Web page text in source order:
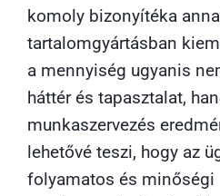
komoly bizonyítéka
tartalomgyártásban
a mennyiség ugyanis
háttér és tapasztalat,
munkaszervezés
lehetővé teszi, hogy az
folyamatos és minőségi